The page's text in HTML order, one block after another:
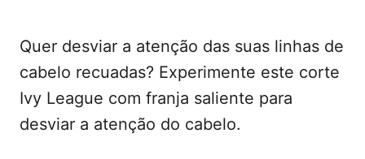
Quer desviar a atenção das suas linhas de
cabelo recuadas? Experimente este corte
Ivy League com franja saliente para
desviar a atenção do cabelo.